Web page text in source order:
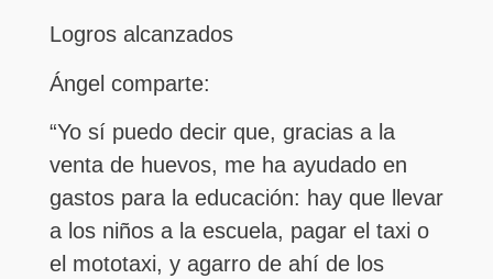
Logros alcanzados
Ángel comparte:
“Yo sí puedo decir que, gracias a la
venta de huevos, me ha ayudado en
gastos para la educación: hay que llevar
a los niños a la escuela, pagar el taxi o
el mototaxi, y agarro de ahí de los